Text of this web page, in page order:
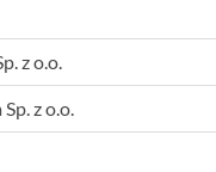
z o.o.
z o.o.